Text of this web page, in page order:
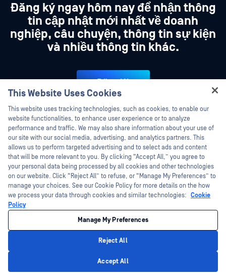
Đăng ký ngay hôm nay để nhận thông
tin cập nhật mới nhất về doanh
nghiệp, câu chuyện, thông tin sự kiện
và nhiều thông tin khác.
Đăng Ký
Nền tảng
Bảo mật tệp tin
Công nghệ
This Website Uses Cookies
This website uses tracking technologies, such as cookies, to enable our
website functionalities, to enhance user experience or to analyze
performance and traffic. We may also share information about your use of
our site with our social media, advertising, and analytics partners. This
allows us to perform targeted advertising and to select ads and content
that will be more relevant to you. By clicking “Accept All,” you agree to
your personal data being processed by all cookies and other technologies
on our website. Click “Reject All” to refuse, or “Manage My Preferences” to
manage your choices. See our Cookie Policy for more details on the how
we process your data through cookies and similar technologies: Cookie
Policy
Manage My Preferences
Reject All
Accept All
Hey there!
I'm Ozzy, your OPSWAT virtual assistant.
How can I help you secure what's critical
today?